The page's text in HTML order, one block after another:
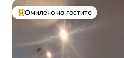
Меѓу најуспешните „Омилени на
Омилено на гостите